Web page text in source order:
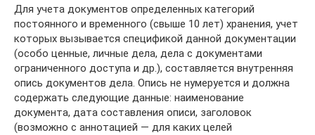
Для учета документов определенных категорий
постоянного и временного (свыше 10 лет) хранения, учет
которых вызывается спецификой данной документации
(особо ценные, личные дела, дела с документами
ограниченного доступа и др.), составляется внутренняя
опись документов дела. Опись не нумеруется и должна
содержать следующие данные: наименование
документа, дата составления описи, заголовок
(возможно с аннотацией — для каких целей